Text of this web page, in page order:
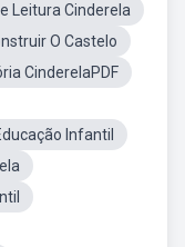
Leitura Cinderela
O Castelo
CinderelaPDF
Infantil